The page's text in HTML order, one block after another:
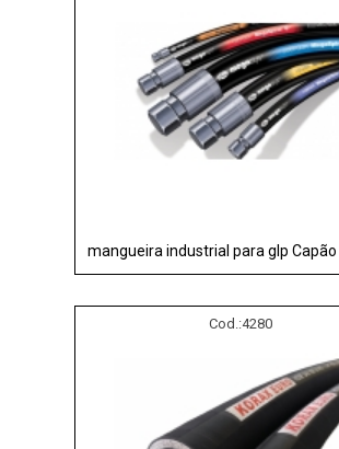
mangueira industrial para glp Capão
Cod.:4280